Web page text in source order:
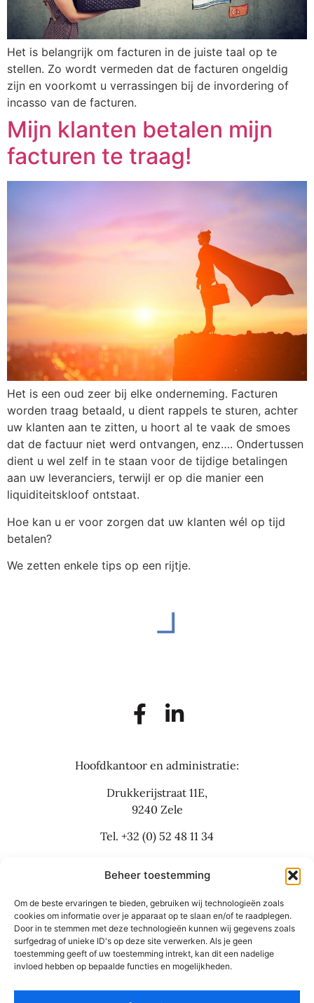
Beheer toestemming
Om de beste ervaringen te bieden, gebruiken wij technologieën zoals
cookies om informatie over je apparaat op te slaan en/of te raadplegen.
Door in te stemmen met deze technologieën kunnen wij gegevens zoals
surfgedrag of unieke ID's op deze site verwerken. Als je geen
toestemming geeft of uw toestemming intrekt, kan dit een nadelige
invloed hebben op bepaalde functies en mogelijkheden.
Het is belangrijk om facturen in de juiste taal op te
stellen. Zo wordt vermeden dat de facturen ongeldig
zijn en voorkomt u verrassingen bij de invordering of
incasso van de facturen.
Mijn klanten betalen mijn
facturen te traag!
Het is een oud zeer bij elke onderneming. Facturen
worden traag betaald, u dient rappels te sturen, achter
uw klanten aan te zitten, u hoort al te vaak de smoes
dat de factuur niet werd ontvangen, enz…. Ondertussen
dient u wel zelf in te staan voor de tijdige betalingen
aan uw leveranciers, terwijl er op die manier een
liquiditeitskloof ontstaat.
Hoe kan u er voor zorgen dat uw klanten wél op tijd
betalen?
We zetten enkele tips op een rijtje.
Hoofdkantoor en administratie:
Drukkerijstraat 11E,
9240 Zele
Tel. +32 (0) 52 48 11 34
Bijkantoor:
Grote Baan 30
9310 Aalst